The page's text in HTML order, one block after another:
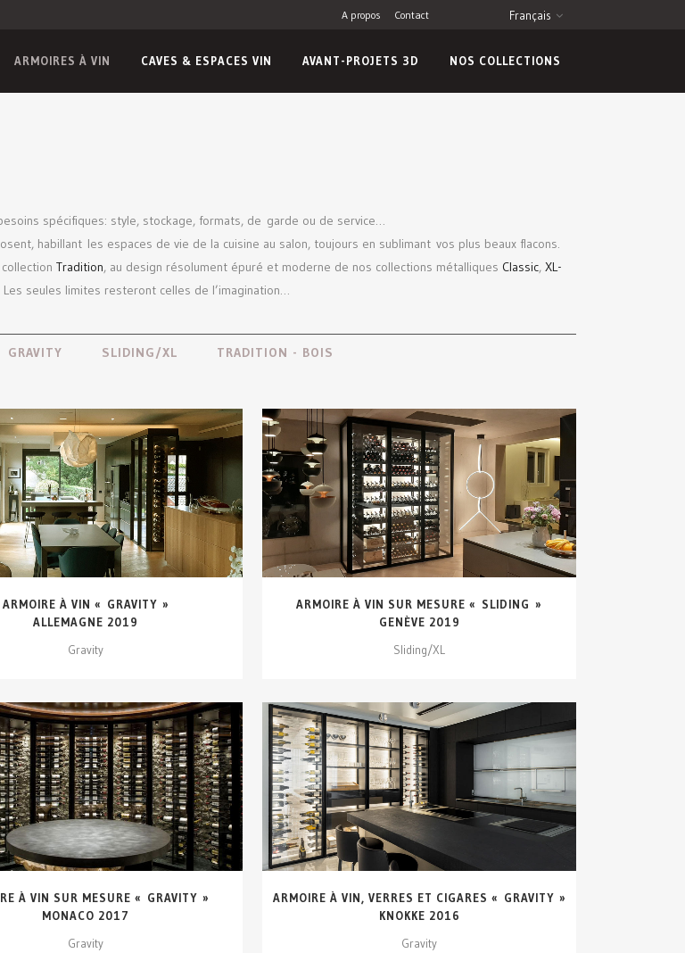
A propos Contact Français
ARMOIRES À VIN CAVES & ESPACES VIN AVANT-PROJETS 3D NOS COLLECTIONS
spécifiques: style, stockage, formats, de garde ou de service…
habillant les espaces de vie de la cuisine au salon, toujours en sublimant vos plus beaux flacons.
Tradition, au design résolument épuré et moderne de nos collections métalliques Classic, XL-
seules limites resteront celles de l’imagination…
GRAVITY SLIDING/XL TRADITION - BOIS
VOIR DÉTAILS...
ARMOIRE À VIN « GRAVITY »
ALLEMAGNE 2019
Gravity
VOIR DÉTAILS...
ARMOIRE À VIN SUR MESURE « SLIDING »
GENÈVE 2019
Sliding/XL
VOIR DÉTAILS...
À VIN SUR MESURE « GRAVITY »
MONACO 2017
Gravity
VOIR DÉTAILS...
ARMOIRE À VIN, VERRES ET CIGARES « GRAVITY »
KNOKKE 2016
Gravity